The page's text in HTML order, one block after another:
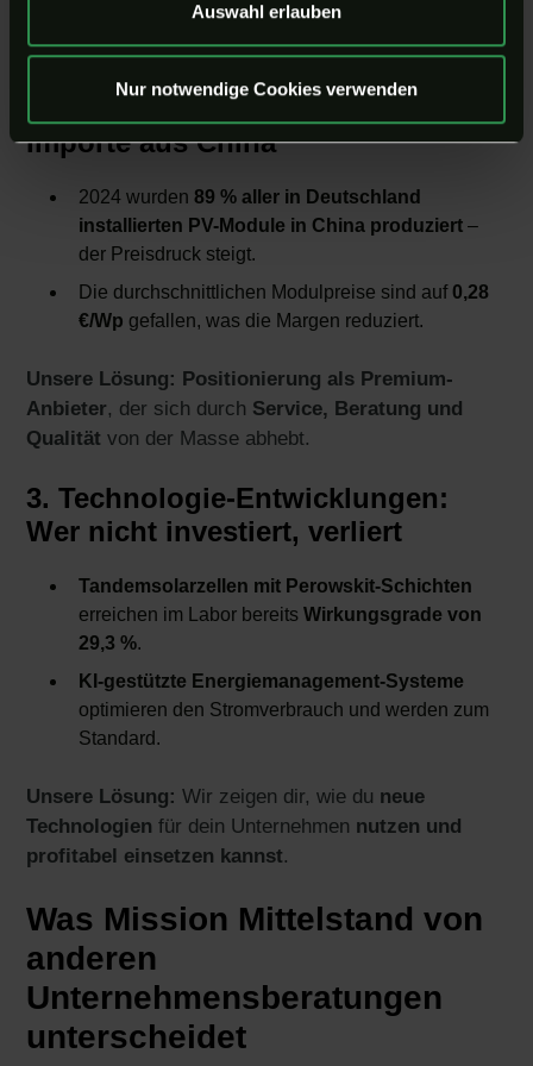
Auswahl erlauben
Nur notwendige Cookies verwenden
Geschäftsmodelleso auszurichten, dass du trotz
neuer Regelungen profitabel bleibst.
2. Wettbewerb durch günstige
Importe aus China
2024 wurden89 % aller in Deutschland
installierten PV-Module in China produziert –
der Preisdruck steigt.
Die durchschnittlichen Modulpreise sind auf 0,28
€/Wp gefallen, was die Margen reduziert.
Unsere Lösung: Positionierung als Premium-
Anbieter, der sich durch Service, Beratung und
Qualität von der Masse abhebt.
3. Technologie-Entwicklungen:
Wer nicht investiert, verliert
Tandemsolarzellen mit Perowskit-Schichten
erreichen im Labor bereitsWirkungsgrade von
29,3 %.
KI-gestützte Energiemanagement-Systeme
optimieren den Stromverbrauch und werden zum
Standard.
Unsere Lösung: Wir zeigen dir, wie du neue
Technologien für dein Unternehmen nutzen und
profitabel einsetzen kannst.
Was Mission Mittelstand von
anderen
Unternehmensberatungen
unterscheidet